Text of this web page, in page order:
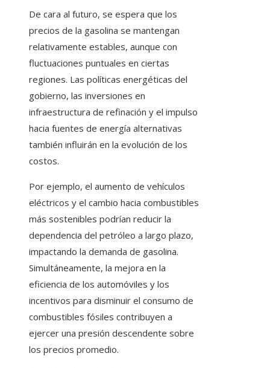
De cara al futuro, se espera que los
precios de la gasolina se mantengan
relativamente estables, aunque con
fluctuaciones puntuales en ciertas
regiones. Las políticas energéticas del
gobierno, las inversiones en
infraestructura de refinación y el impulso
hacia fuentes de energía alternativas
también influirán en la evolución de los
costos.
Por ejemplo, el aumento de vehículos
eléctricos y el cambio hacia combustibles
más sostenibles podrían reducir la
dependencia del petróleo a largo plazo,
impactando la demanda de gasolina.
Simultáneamente, la mejora en la
eficiencia de los automóviles y los
incentivos para disminuir el consumo de
combustibles fósiles contribuyen a
ejercer una presión descendente sobre
los precios promedio.